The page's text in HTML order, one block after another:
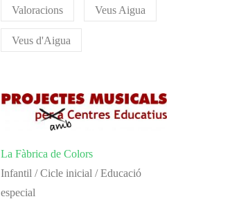
Valoracions Veus Aigua
Veus d'Aigua
La Fàbrica de Colors
Infantil / Cicle inicial / Educació
especial